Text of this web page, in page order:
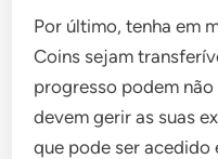
Por último, tenha em
Coins sejam
progresso podem
devem gerir as suas
que pode ser